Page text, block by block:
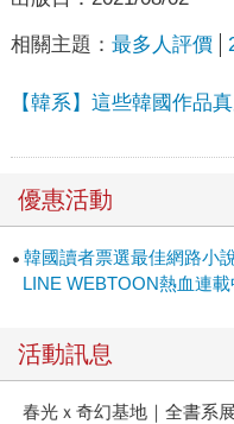
相關主題： 最多人評價
【韓系】這些韓國作品真
優惠活動
韓國讀者票選最佳網路小
LINE WEBTOON熱血連載
活動訊息
春光ｘ奇幻基地｜全書系展